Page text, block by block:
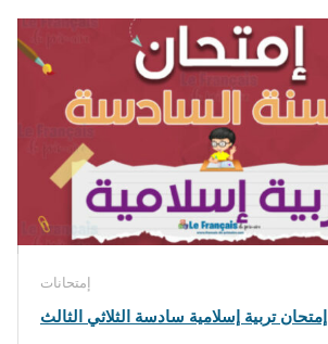
إمتحانات
إمتحان تربية إسلامية سادسة الثلاثي الثالث